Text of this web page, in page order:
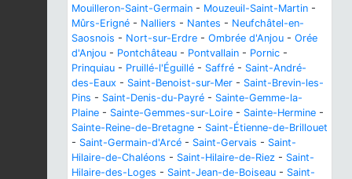
Mouilleron-Saint-Germain - Mouzeuil-Saint-Martin -
Mûrs-Erigné - Nalliers - Nantes - Neufchâtel-en-
Saosnois - Nort-sur-Erdre - Ombrée d'Anjou - Orée
d'Anjou - Pontchâteau - Pontvallain - Pornic -
Prinquiau - Pruillé-l'Éguillé - Saffré - Saint-André-
des-Eaux - Saint-Benoist-sur-Mer - Saint-Brevin-les-
Pins - Saint-Denis-du-Payré - Sainte-Gemme-la-
Plaine - Sainte-Gemmes-sur-Loire - Sainte-Hermine -
Sainte-Reine-de-Bretagne - Saint-Étienne-de-Brillouet
- Saint-Germain-d'Arcé - Saint-Gervais - Saint-
Hilaire-de-Chaléons - Saint-Hilaire-de-Riez - Saint-
Hilaire-des-Loges - Saint-Jean-de-Boiseau - Saint-